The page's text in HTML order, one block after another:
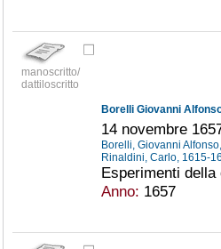
manoscritto/
dattiloscritto
Borelli Giovanni
14 novembre
Borelli, Giovanni
Rinaldini, Carlo, 1615-
Esperimenti
Anno: 1657